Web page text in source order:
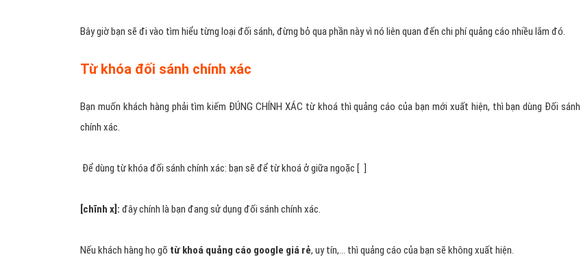
Bây giờ bạn sẽ đi vào tìm hiểu từng loại đối sánh, đừng bỏ qua phần này vì nó liên quan đến chi phí quảng cáo nhiều lắm đó.
Từ khóa đối sánh chính xác
Bạn muốn khách hàng phải tìm kiếm ĐÚNG CHÍNH XÁC từ khoá thì quảng cáo của bạn mới xuất hiện, thì bạn dùng Đối sánh
chính xác.
Để dùng từ khóa đối sánh chính xác: bạn sẽ để từ khoá ở giữa ngoặc [ ]
[chĩnh x]: đây chính là bạn đang sử dụng đối sánh chính xác.
Nếu khách hàng họ gõ từ khoá quảng cáo google giá rẻ, uy tín,… thì quảng cáo của bạn sẽ không xuất hiện.